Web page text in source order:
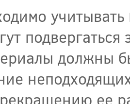
учитывать
должны
ее